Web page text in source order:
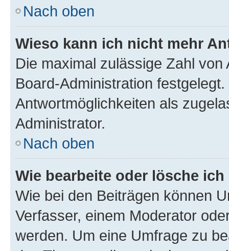
Nach oben
Wieso kann ich nicht mehr
Die maximal zulässige Zahl
Board-Administration
Antwortmöglichkeiten als
Administrator.
Nach oben
Wie bearbeite oder lösche
Wie bei den Beiträgen können
Verfasser, einem Moderator
werden. Um eine Umfrage zu